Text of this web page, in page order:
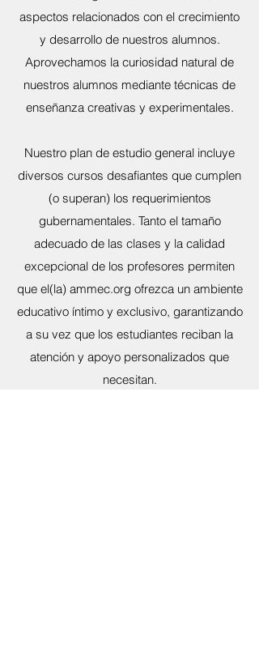
aspectos relacionados con el crecimiento
y desarrollo de nuestros alumnos.
Aprovechamos la curiosidad natural de
nuestros alumnos mediante técnicas de
enseñanza creativas y experimentales.
Nuestro plan de estudio general incluye
diversos cursos desafiantes que cumplen
(o superan) los requerimientos
gubernamentales. Tanto el tamaño
adecuado de las clases y la calidad
excepcional de los profesores permiten
que el(la) ammec.org ofrezca un ambiente
educativo íntimo y exclusivo, garantizando
a su vez que los estudiantes reciban la
atención y apoyo personalizados que
necesitan.